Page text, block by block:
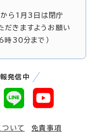
ら1月3日は閉庁
だきますようお願い
時30分まで）
発信中
ついて 免責事項